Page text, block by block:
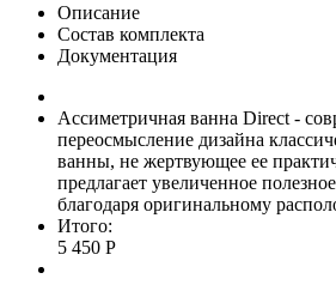
Описание
Состав комплекта
Документация
Ассиметричная ванна Direct -
переосмысление дизайна
ванны, не жертвующее ее
предлагает увеличенное
благодаря оригинальному
Итого:
5 450 Р